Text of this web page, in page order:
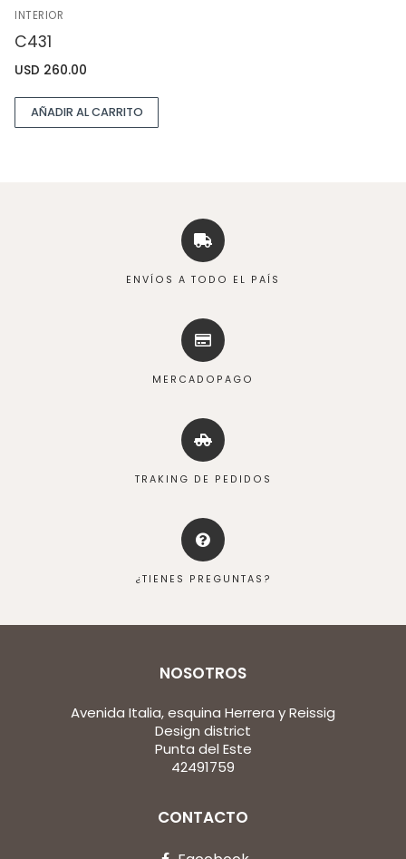
INTERIOR
C431
USD 260.00
AÑADIR AL CARRITO
ENVÍOS A TODO EL PAÍS
MERCADOPAGO
TRAKING DE PEDIDOS
¿TIENES PREGUNTAS?
NOSOTROS
Avenida Italia, esquina Herrera y Reissig
Design district
Punta del Este
42491759
CONTACTO